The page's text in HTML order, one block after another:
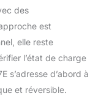
puce
pour
des
et
image
et une
se trouve
des
est
elle reste
l’état de charge
s’adresse d’abord à
et réversible.